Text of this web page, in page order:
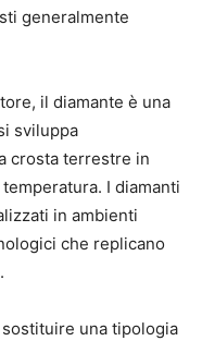
generalmente
il diamante è una
sviluppa
crosta terrestre in
I diamanti
in ambienti
che replicano
sostituire una tipologia